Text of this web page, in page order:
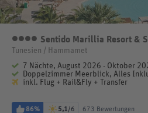
4 Sterne
Sentido Marillia Resort &
Tunesien / Hammamet
7 Nächte, August 2026 - Oktober
Doppelzimmer Meerblick, Alles
inkl. Flug + Rail&Fly + Transfer
86% 5,1/6 673 Bewertungen